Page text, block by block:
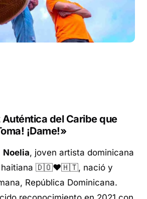
Auténtica del Caribe que
¡Dame!»
Noelia, joven artista dominicana
haitiana 🇩🇴❤️🇭🇹, nació y
República Dominicana.